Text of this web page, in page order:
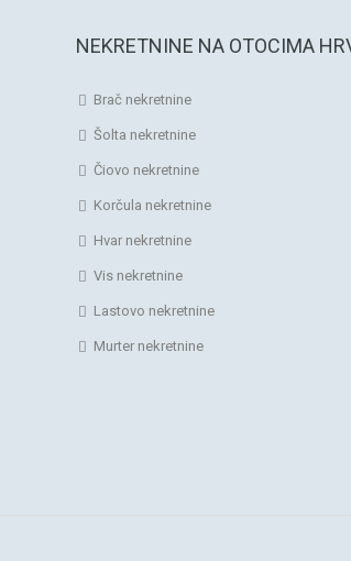
NEKRETNINE NA OTOCIMA
Brač nekretnine
Šolta nekretnine
Čiovo nekretnine
Korčula nekretnine
Hvar nekretnine
Vis nekretnine
Lastovo nekretnine
Murter nekretnine